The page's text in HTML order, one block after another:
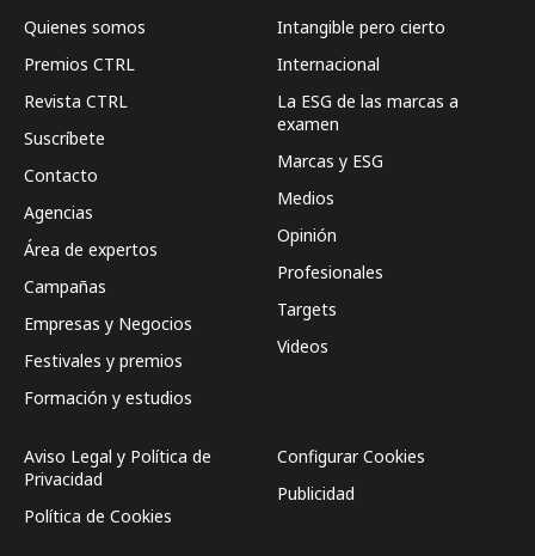
Quienes somos
Premios CTRL
Revista CTRL
Suscríbete
Contacto
Agencias
Área de expertos
Campañas
Empresas y Negocios
Festivales y premios
Formación y estudios
Intangible pero cierto
Internacional
La ESG de las marcas a
examen
Marcas y ESG
Medios
Opinión
Profesionales
Targets
Videos
Aviso Legal y Política de
Privacidad
Política de Cookies
Configurar Cookies
Publicidad